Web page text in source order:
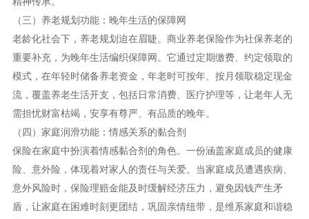
（三）养老规划功能：晚年生活的保障网
老龄化社会下，养老规划迫在眉睫。商业养老保险作为社保养老的
重要补充，为晚年生活编织保障网。它通过定期缴费、约定领取的
模式，在年轻时储备养老资金，年老时可按年、按月领取稳定现金
流，覆盖养老生活开支，包括日常消费、医疗护理等，让老年人无
需担忧财富枯竭，安享有尊严、有品质的晚年。
（四）家庭润滑功能：情感关系的黏合剂
保险在家庭中扮演着情感黏合剂的角色。一份涵盖家庭成员的健康
险、意外险，体现着对家人的责任与关爱。当家庭成员遭遇疾病、
意外风险时，保险理赔金能及时缓解经济压力，避免因钱产生矛
盾，让家庭在困难时刻更团结，巩固亲情纽带，是维系家庭和谐稳